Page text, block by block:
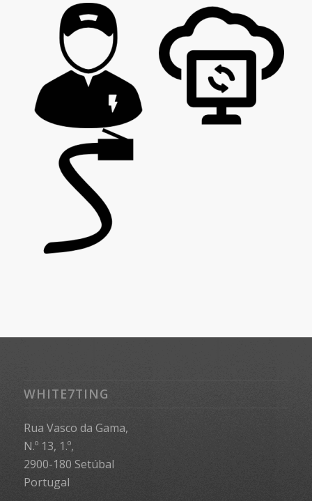
WHITE7TING
Rua Vasco da Gama,
N.º 13, 1.º,
2900-180 Setúbal
Portugal